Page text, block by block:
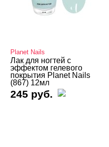
Лаки для ногтей
Лаки для ногтей IVA
Лаки для ногтей Manik
Лаки для ногтей Masura
Planet Nails
Лак для ногтей с
эффектом гелевого
покрытия Planet Nails
(867) 12мл
245 руб.